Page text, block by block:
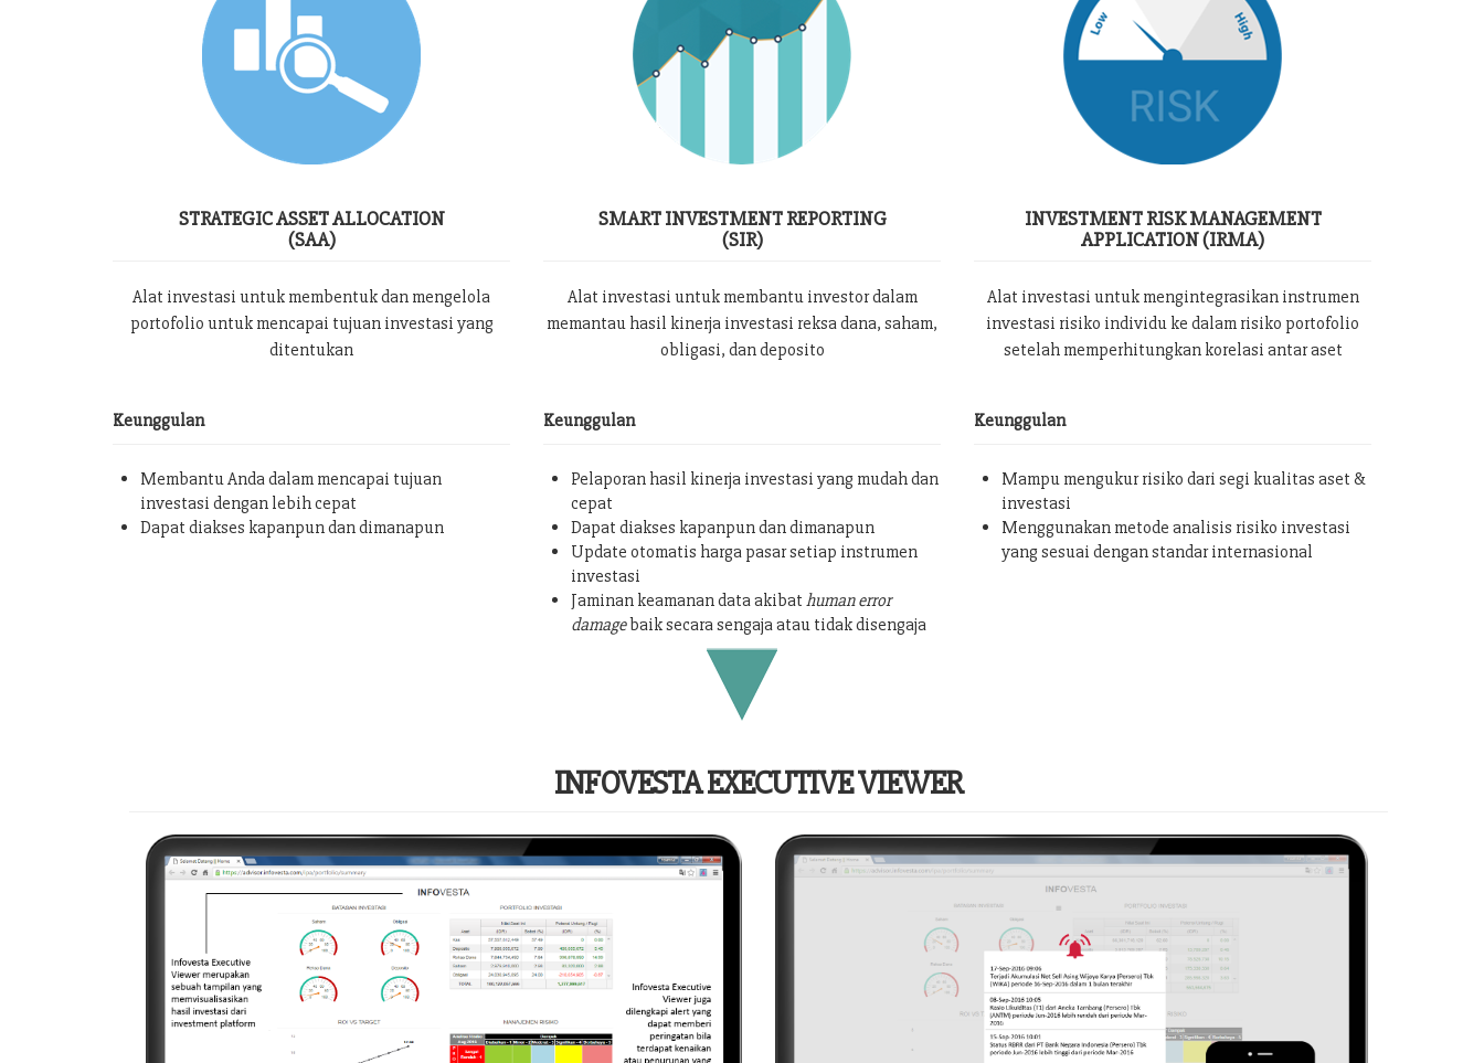
STRATEGIC ASSET ALLOCATION
(SAA)
Alat investasi untuk membentuk dan mengelola
portofolio untuk mencapai tujuan investasi yang
ditentukan
Keunggulan
Membantu Anda dalam mencapai tujuan
investasi dengan lebih cepat
Dapat diakses kapanpun dan dimanapun
SMART INVESTMENT REPORTING
(SIR)
Alat investasi untuk membantu investor dalam
memantau hasil kinerja investasi reksa dana, saham,
obligasi, dan deposito
Keunggulan
Pelaporan hasil kinerja investasi yang mudah dan
cepat
Dapat diakses kapanpun dan dimanapun
Update otomatis harga pasar setiap instrumen
investasi
Jaminan keamanan data akibat human error
damagebaik secara sengaja atau tidak disengaja
INVESTMENT RISK MANAGEMENT
APPLICATION (IRMA)
Alat investasi untuk mengintegrasikan instrumen
investasi risiko individu ke dalam risiko portofolio
setelah memperhitungkan korelasi antar aset
Keunggulan
Mampu mengukur risiko dari segi kualitas aset &
investasi
Menggunakan metode analisis risiko investasi
yang sesuai dengan standar internasional
INFOVESTA EXECUTIVE VIEWER